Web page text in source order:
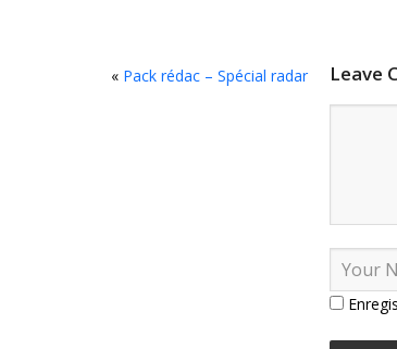
« Pack rédac – Spécial radar Leave